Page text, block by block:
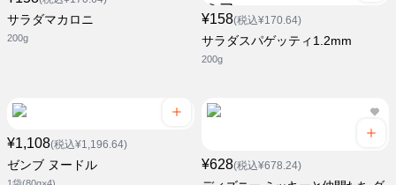
サラダマカロニ
200g
¥158(税込¥170.64)
サラダスパゲッティ1.2mm
200g
¥1,108(税込¥1,196.64)
ゼンブ ヌードル ¥628(税込¥678.24)